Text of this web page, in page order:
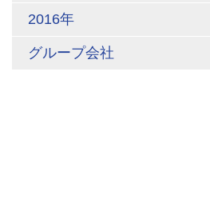
2016年
グループ会社